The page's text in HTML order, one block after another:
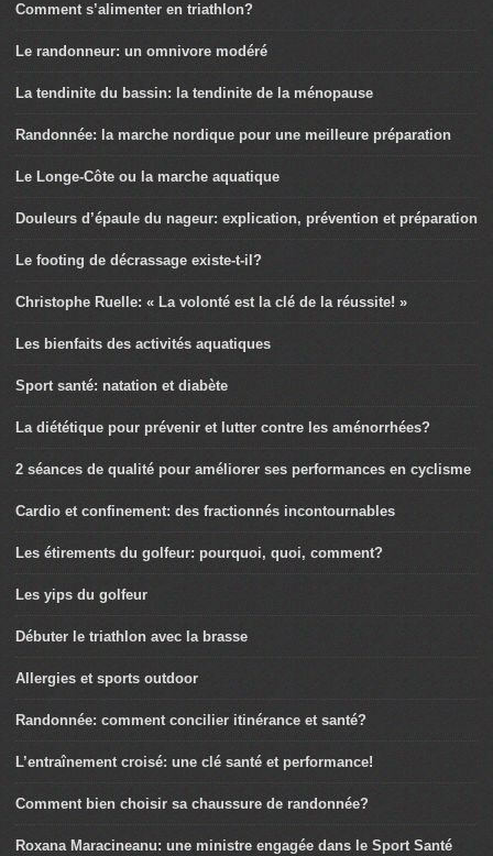
Comment s’alimenter en triathlon?
Le randonneur: un omnivore modéré
La tendinite du bassin: la tendinite de la ménopause
Randonnée: la marche nordique pour une meilleure préparation
Le Longe-Côte ou la marche aquatique
Douleurs d’épaule du nageur: explication, prévention et préparation
Le footing de décrassage existe-t-il?
Christophe Ruelle: « La volonté est la clé de la réussite! »
Les bienfaits des activités aquatiques
Sport santé: natation et diabète
La diététique pour prévenir et lutter contre les aménorrhées?
2 séances de qualité pour améliorer ses performances en cyclisme
Cardio et confinement: des fractionnés incontournables
Les étirements du golfeur: pourquoi, quoi, comment?
Les yips du golfeur
Débuter le triathlon avec la brasse
Allergies et sports outdoor
Randonnée: comment concilier itinérance et santé?
L’entraînement croisé: une clé santé et performance!
Comment bien choisir sa chaussure de randonnée?
Roxana Maracineanu: une ministre engagée dans le Sport Santé